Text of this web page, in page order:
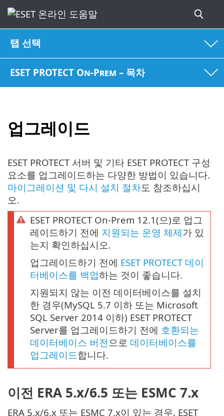
탭 선택
ESET PROTECT On-Prem – 목차
업그레이드
ESET PROTECT 서버 및 기타 ESET PROTECT 구성
요소를 업그레이드하는 다양한 방법이 있습니다.
마이그레이션 및 다시 설치 절차도 참조하십시
오.
ESET PROTECT On-Prem 12.1(으)로 업그
레이드하기 전에 지원되는 운영 체제가 있
는지 확인하십시오.
업그레이드하기 전에 ESET PROTECT 데이
터베이스를 백업하는 것이 좋습니다.
지원되지 않는 이전 데이터베이스를 설치
한 경우(MySQL 5.7 이하 또는 Microsoft
SQL Server 2014 이하) ESET PROTECT
Server를 업그레이드하기 전에 호환되는
데이터베이스 버전 으로 데이터베이스를
업그레이드합니다.
이전 ERA 5.x/6.5 또는 ESMC 7.x
ERA 5.x/6.x 또는 ESMC 7.x이 있는 경우, ESET